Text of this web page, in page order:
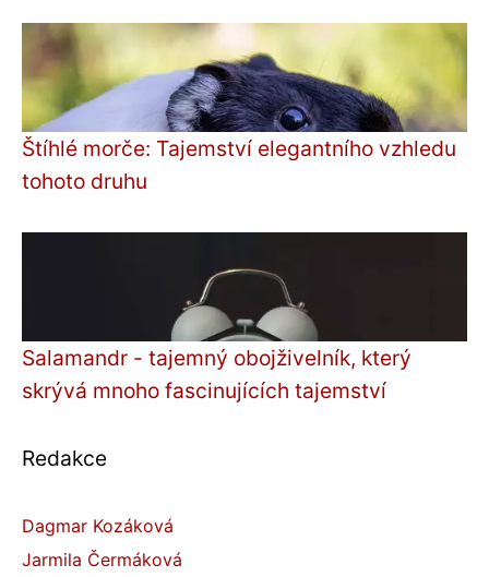
Štíhlé morče: Tajemství elegantního vzhledu
tohoto druhu
Salamandr - tajemný obojživelník, který
skrývá mnoho fascinujících tajemství
Redakce
Dagmar Kozáková
Jarmila Čermáková